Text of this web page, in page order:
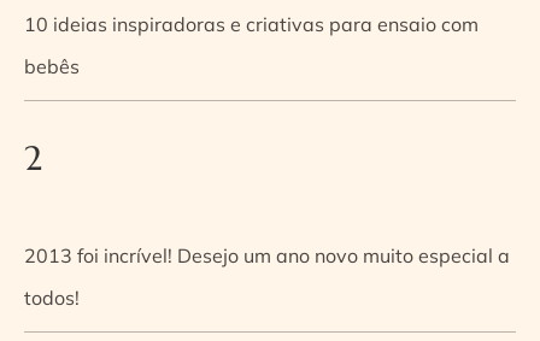
10 ideias inspiradoras e criativas para ensaio com
bebês
2
2013 foi incrível! Desejo um ano novo muito especial a
todos!